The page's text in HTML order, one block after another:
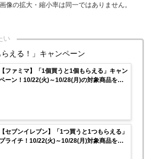
像の拡大・縮小率は同一ではありません。
い
らえる！」キャンペーン
【ファミマ】「1個買うと1個もらえる」キャン
ーン！10/22(火)～10/28(月)の対象商品をチ
【セブンイレブン】「1つ買うと1つもらえる」
プライチ！10/22(火)～10/28(月)対象商品をチ